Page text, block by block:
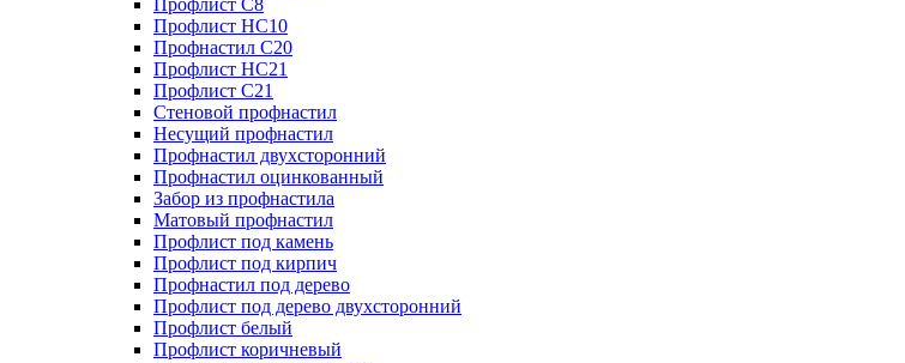
Профлист С8
Профлист НС10
Профнастил С20
Профлист НС21
Профлист С21
Стеновой профнастил
Несущий профнастил
Профнастил двухсторонний
Профнастил оцинкованный
Забор из профнастила
Матовый профнастил
Профлист под камень
Профлист под кирпич
Профнастил под дерево
Профлист под дерево двухсторонний
Профлист белый
Профлист коричневый